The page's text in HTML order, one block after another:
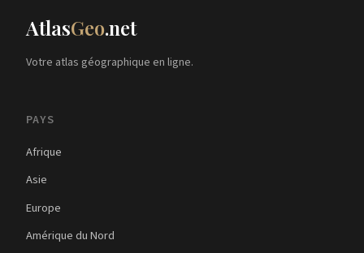
AtlasGeo.net
Votre atlas géographique en ligne.
PAYS
Afrique
Asie
Europe
Amérique du Nord